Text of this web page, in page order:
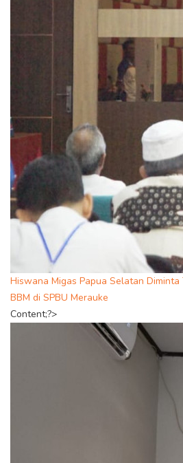
Hiswana Migas Papua Selatan
BBM di SPBU Merauke
Content;?>